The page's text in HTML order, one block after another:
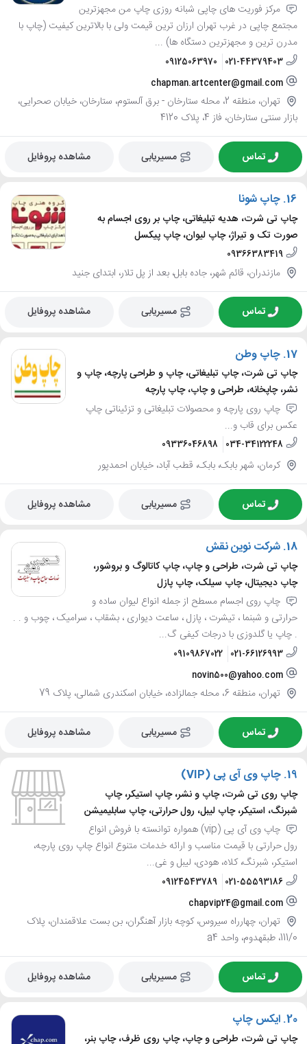
مرکز فوریت های چاپی شبانه روزی چاپ من مجهزترین
مجتمع چاپی در غرب تهران ارزان ترین قیمت ولی با بالاترین کیفیت (چاپ با
مدرن ترین و مجهزترین دستگاه ها) ...
021-44379403
09125063970
chapman.artcenter@gmail.com
تهران، منطقه 2، محله ستارخان - برق آلستوم، ستارخان، خیابان صحرایی،
بازار سنتی ستارخان، فاز 4، پلاک 4120
تماس مسیریابی مشاهده پروفایل
16. چاپ شونا
چاپ تی شرت، هدیه تبلیغاتی، چاپ بر روی اجسام به
صورت تک و تیراژ، چاپ لیوان، چاپ پیکسل
09366383419
مازندران، قائم شهر، جاده بابل، بعد از پل تلار، ابتدای جنید
تماس مسیریابی مشاهده پروفایل
17. چاپ وطن
چاپ تی شرت، چاپ تبلیغاتی، چاپ و طراحی پارچه، چاپ و
نشر، چاپخانه، طراحی و چاپ، چاپ پارچه
چاپ روی پارچه و محصولات تبلیغاتی و تزئیناتی چاپ
عکس برای قاب و...
034-34122248
09336046898
کرمان، شهر بابک، بابک، قطب آباد، خیابان احمدپور
تماس مسیریابی مشاهده پروفایل
18. شرکت نوین نقش
چاپ تی شرت، طراحی و چاپ، چاپ کاتالوگ و بروشور،
چاپ دیجیتال، چاپ سیلک، چاپ پازل
چاپ روی اجسام مسطح از جمله انواع لیوان ساده و
حرارتی و شبنما ، تیشرت ، پازل ، ساعت دیواری ، بشقاب ، سرامیک ، چوب و . .
. چاپ یا گلدوزی با درجات کیفی گ...
021-66126993
09109867022
novin500@yahoo.com
تهران، منطقه 6، محله جمالزاده، خیابان اسکندری شمالی، پلاک 79
تماس مسیریابی مشاهده پروفایل
19. چاپ وی آی پی (VIP)
چاپ روی تی شرت، چاپ و نشر، چاپ استیکر، چاپ
شبرنگ، استیکر، چاپ لیبل، رول حرارتی، چاپ سابلیمیشن
چاپ وی آی پی (vip) همواره توانسته با فروش انواع
رول حرارتی با قیمت مناسب و ارائه خدمات متنوع انواع چاپ روی پارچه،
استیکر، شبرنگ، کلاه، هودی، لیبل و غی...
021-55593186
09124543789
chapvip24@gmail.com
تهران، چهارراه سیروس، کوچه بازار آهنگران، بن بست علاقمندان، پلاک
111/0، طبقهدوم، واحد a4
تماس مسیریابی مشاهده پروفایل
20. ایکس چاپ
چاپ تی شرت، طراحی و چاپ، چاپ روی ظرف، چاپ بنر،